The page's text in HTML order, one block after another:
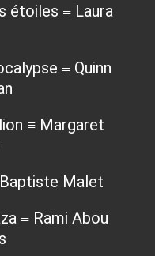
étoiles ≡ Laura
≡ Quinn
≡ Margaret
Malet
≡ Rami Abou